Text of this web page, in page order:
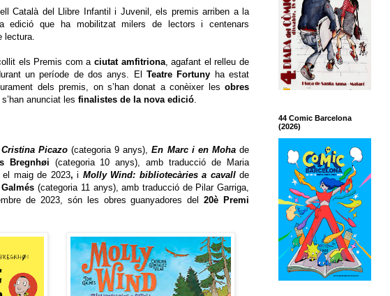
Català del Llibre Infantil i Juvenil, els premis arriben a la
edició que ha mobilitzat milers de lectors i centenars
lectura.
els Premis com aciutat amfitriona, agafant el relleu de
un període de dos anys. El Teatre Fortuny ha estat
dels premis, on s’han donat a conèixer les obres
s’han anunciat les finalistes de la nova edició.
Picazo(categoria 9 anys),En Marc i en Mohade
Bregnhøi (categoria 10 anys), amb traducció de Maria
el maig de 2023, i Molly Wind: bibliotecàries a cavallde
(categoria 11 anys), amb traducció de Pilar Garriga,
de 2023, són les obres guanyadores del20è Premi
44 Comic Barcelona
(2026)